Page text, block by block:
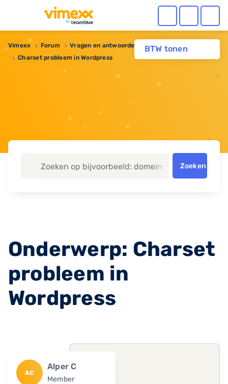
BTW tonen
Vimexx Forum
Vragen en antwoorden
Charset probleem in Wordpress
Zoeken
Onderwerp: Charset
probleem in
Wordpress
AC
Alper C
Member